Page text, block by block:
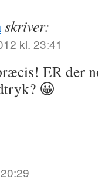
skriver:
kl. 23:41
ER der
😀